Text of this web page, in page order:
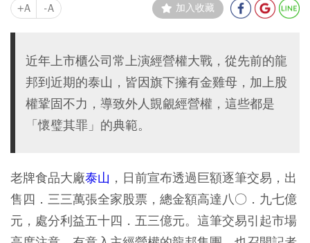
+A -A 加入收藏
近年上市櫃公司常上演經營權大戰，從先前的龍
邦到近期的泰山，皆因旗下擁有金雞母，加上股
權鞏固不力，導致外人覬覦經營權，這些都是
「懷璧其罪」的典範。
老牌食品大廠泰山 ，日前宣布透過巨額逐筆交易，出
售四．三三萬張全家股票，總金額高達八○．九七億
元，處分利益五十四．五三億元。這筆交易引起市場